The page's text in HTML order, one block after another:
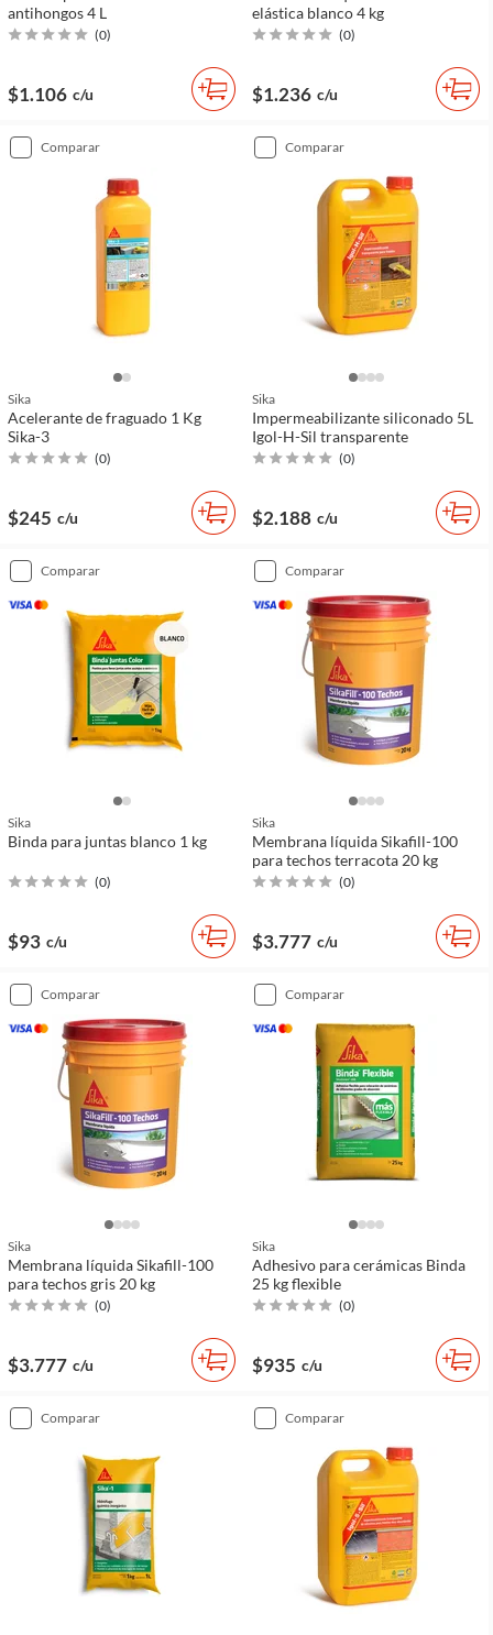
antihongos 4 L
(0)
$1.106 c/u
elástica blanco 4 kg
(0)
$1.236 c/u
comparar
Sika
Acelerante de fraguado 1 Kg
Sika-3
(0)
$245 c/u
comparar
Sika
Impermeabilizante siliconado 5L
Igol-H-Sil transparente
(0)
$2.188 c/u
comparar
Sika
Binda para juntas blanco 1 kg
(0)
$93 c/u
comparar
Sika
Membrana líquida Sikafill-100
para techos terracota 20 kg
(0)
$3.777 c/u
comparar
Sika
Membrana líquida Sikafill-100
para techos gris 20 kg
(0)
$3.777 c/u
comparar
Sika
Adhesivo para cerámicas Binda
25 kg flexible
(0)
$935 c/u
comparar comparar